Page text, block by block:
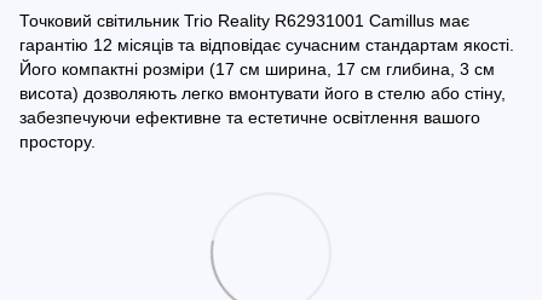
Точковий світильник Trio Reality R62931001 Camillus має
гарантію 12 місяців та відповідає сучасним стандартам якості.
Його компактні розміри (17 см ширина, 17 см глибина, 3 см
висота) дозволяють легко вмонтувати його в стелю або стіну,
забезпечуючи ефективне та естетичне освітлення вашого
простору.